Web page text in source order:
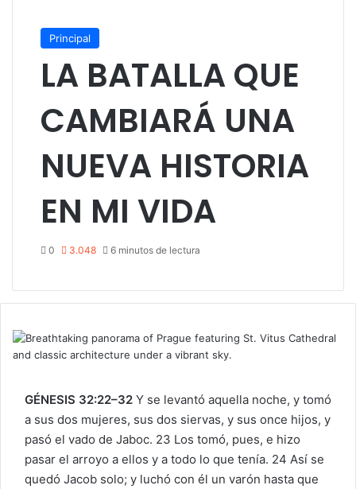
Principal
LA BATALLA QUE
CAMBIARÁ UNA
NUEVA HISTORIA
EN MI VIDA
0 3.048 6 minutos de lectura
GÉNESIS 32:22–32 Y se levantó aquella noche, y tomó
a sus dos mujeres, sus dos siervas, y sus once hijos, y
pasó el vado de Jaboc. 23 Los tomó, pues, e hizo
pasar el arroyo a ellos y a todo lo que tenía. 24 Así se
quedó Jacob solo; y luchó con él un varón hasta que